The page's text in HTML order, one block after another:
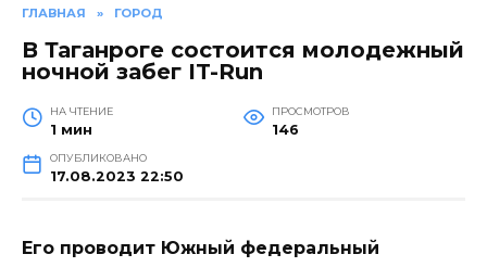
ГЛАВНАЯ » ГОРОД
В Таганроге состоится молодежный
ночной забег IT-Run
НА ЧТЕНИЕ
1 мин
ПРОСМОТРОВ
146
ОПУБЛИКОВАНО
17.08.2023 22:50
Его проводит Южный федеральный